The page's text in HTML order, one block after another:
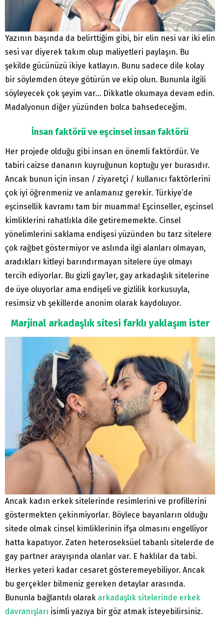
Yazının başında da belirttiğim gibi, bir elin nesi var iki elin
sesi var diyerek takım olup maliyetleri paylaşın. Bu
şekilde gücünüzü ikiye katlayın. Bunu sadece dile kolay
bir söylemden öteye götürün ve ekip olun. Bununla ilgili
söyleyecek çok şeyim var… Dikkatle okumaya devam edin.
Madalyonun diğer yüzünden bolca bahsedeceğim.
İnsan faktörü ve eşcinsel insan faktörü
Her projede olduğu gibi insan en önemli faktördür. Ve
tabiri caizse dananın kuyruğunun koptuğu yer burasıdır.
Ancak bunun için insan / ziyaretçi / kullanıcı faktörlerini
çok iyi öğrenmeniz ve anlamanız gerekir. Türkiye’de
eşcinsellik kavramı tam bir muamma! Eşcinseller, eşcinsel
kimliklerini rahatlıkla dile getirememekte. Cinsel
yönelimlerini saklama endişesi yüzünden bu tarz sitelere
çok rağbet göstermiyor ve aslında ilgi alanları olmayan,
aradıkları kitleyi barındırmayan sitelere üye olmayı
tercih ediyorlar. Bu gizli gay’ler, gay arkadaşlık sitelerine
de üye oluyorlar ama endişeli ve gizlilik korkusuyla,
resimsiz vb şekillerde anonim olarak kaydoluyor.
Marjinal arkadaşlık sitesi farklı yaklaşım ister
Ancak kadın erkek sitelerinde resimlerini ve profillerini
göstermekten çekinmiyorlar. Böylece bayanların olduğu
sitede olmak cinsel kimliklerinin ifşa olmasını engelliyor
hatta kapatıyor. Zaten heteroseksüel tabanlı sitelerde de
gay partner arayışında olanlar var. E haklılar da tabi.
Herkes yeteri kadar cesaret gösteremeyebiliyor. Ancak
bu gerçekler bilmeniz gereken detaylar arasında.
Bununla bağlantılı olarak arkadaşlık sitelerinde erkek
davranışları isimli yazıya bir göz atmak isteyebilirsiniz.